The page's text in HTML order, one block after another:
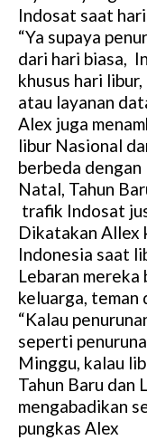
Indosat saat
“Ya supaya
dari hari biasa,
khusus hari
atau layanan
Alex juga
libur Nasional
berbeda
Natal, Tahun
trafik Indosat
Dikatakan Allex
Indonesia saat
Lebaran mereka
keluarga,
“Kalau
seperti
Minggu, kalau
Tahun Baru dan
mengabadikan
pungkas Alex